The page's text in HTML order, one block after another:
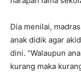
Dia menilai,
anak didik agar
dini. “Walaupun
kurang maka